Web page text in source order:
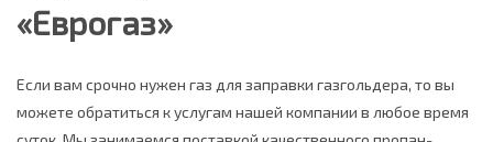
«Еврогаз»
Если вам срочно нужен газ для заправки газгольдера, то вы
можете обратиться к услугам нашей компании в любое время